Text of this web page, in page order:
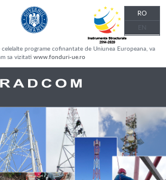
programe cofinantate de Uniunea Europeana, va
sa vizitati www.fonduri-ue.ro
RO